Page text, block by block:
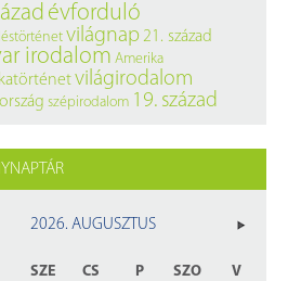
évforduló
világnap 21. század
irodalom Amerika
világirodalom
szépirodalom 19. század
2026. AUGUSZTUS
SZE CS P SZO V